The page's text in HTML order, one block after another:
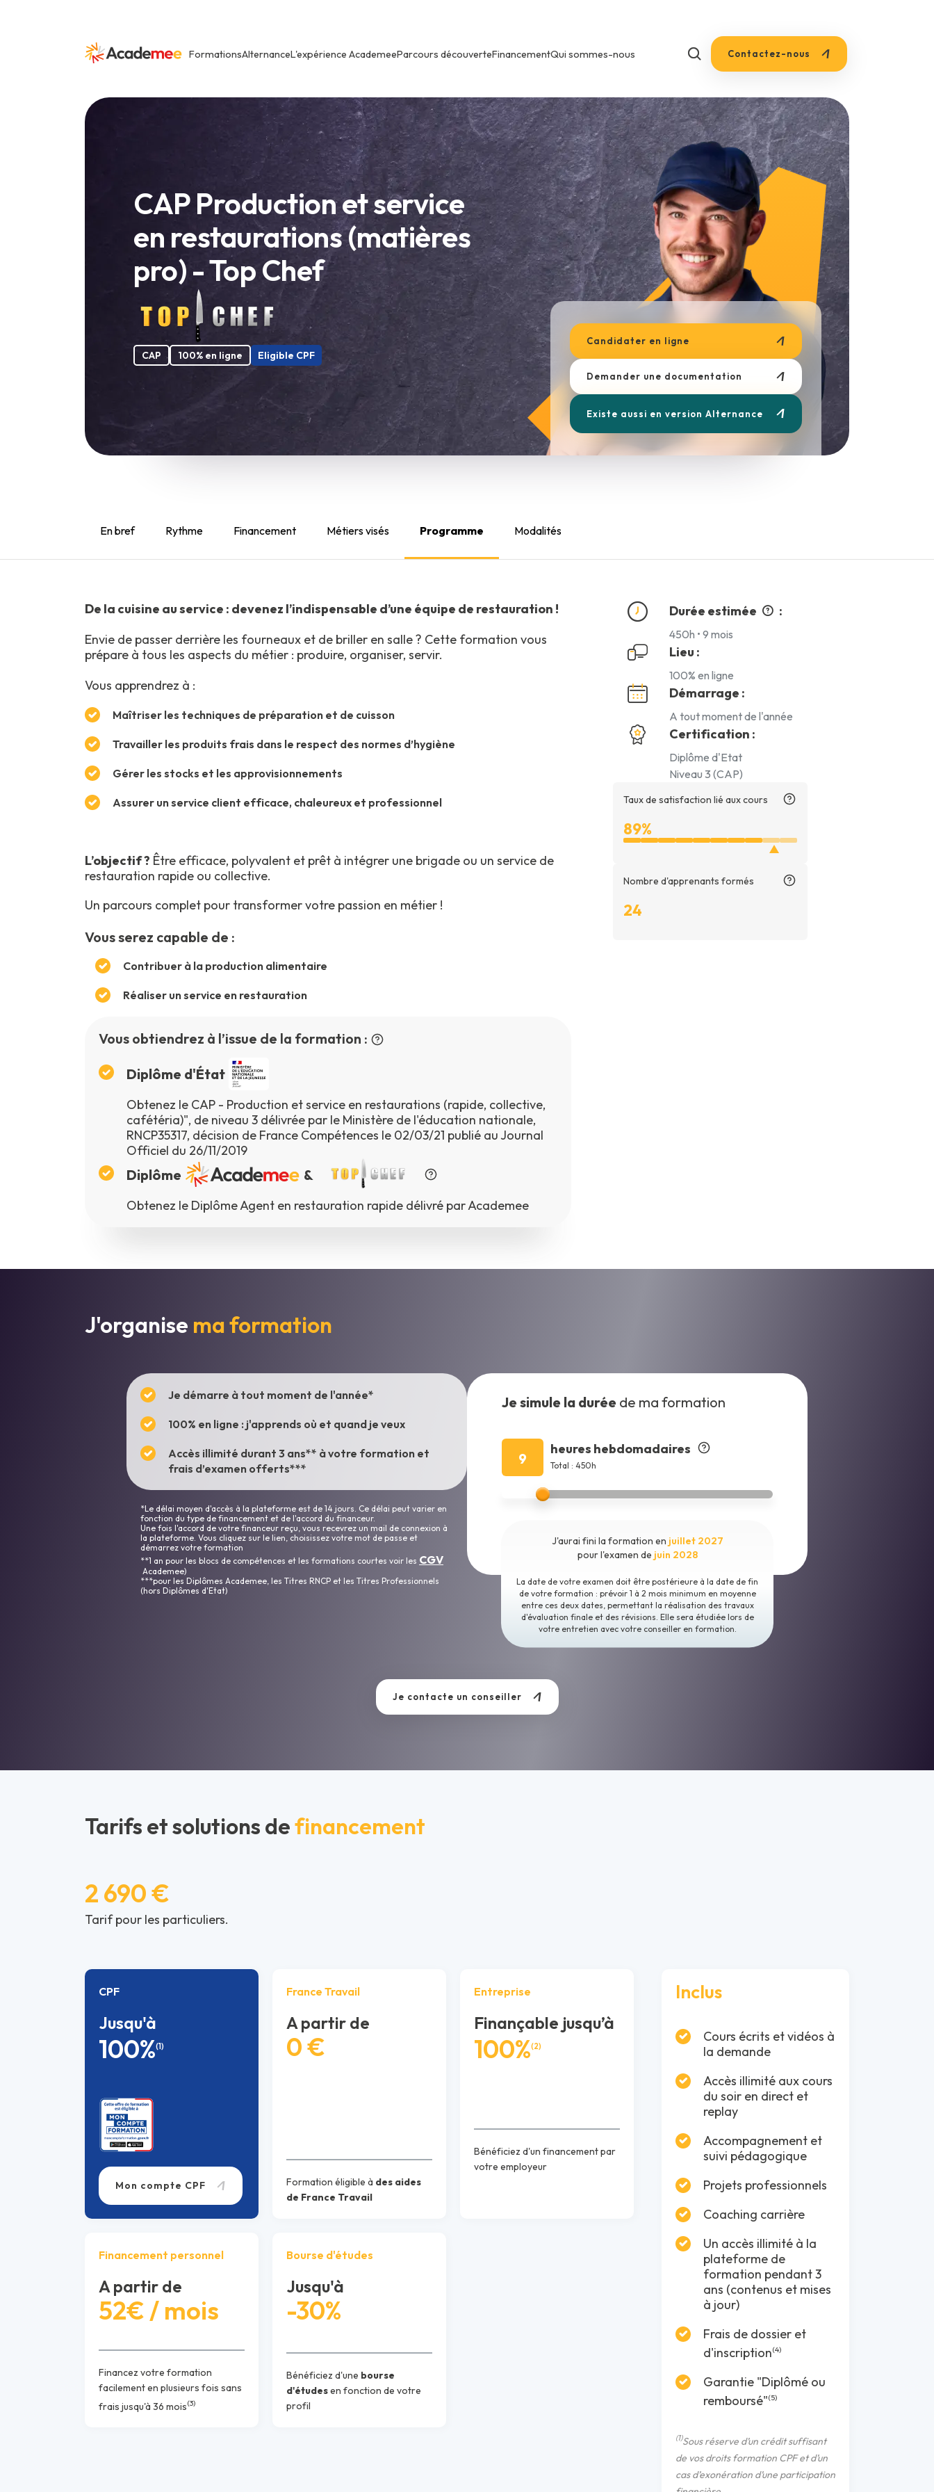
FormationsAlternanceL'expérience AcademeeParcours découverteFinancementQui sommes-nous Contactez-nous
CAP Production et service
en restaurations (matières
pro) - Top Chef
CAP 100% en ligne Eligible CPF
Candidater en ligne
Demander une documentation
Existe aussi en version Alternance
En bref Rythme Financement Métiers visés Programme Modalités
De la cuisine au service : devenez l’indispensable d’une équipe de restauration !
Envie de passer derrière les fourneaux et de briller en salle ? Cette formation vous
prépare à tous les aspects du métier : produire, organiser, servir.
Vous apprendrez à :
Maîtriser les techniques de préparation et de cuisson
Travailler les produits frais dans le respect des normes d’hygiène
Gérer les stocks et les approvisionnements
Assurer un service client efficace, chaleureux et professionnel
L’objectif ? Être efficace, polyvalent et prêt à intégrer une brigade ou un service de
restauration rapide ou collective.
Un parcours complet pour transformer votre passion en métier !
Vous serez capable de :
Contribuer à la production alimentaire
Réaliser un service en restauration
Vous obtiendrez à l’issue de la formation :
Diplôme d'État
Obtenez le CAP - Production et service en restaurations (rapide, collective,
cafétéria)", de niveau 3 délivrée par le Ministère de l'éducation nationale,
RNCP35317, décision de France Compétences le 02/03/21 publié au Journal
Officiel du 26/11/2019
Diplôme &
Obtenez le Diplôme Agent en restauration rapide délivré par Academee
Durée estimée :
450h • 9 mois
Lieu :
100% en ligne
Démarrage :
A tout moment de l'année
Certification :
Diplôme d'Etat
Niveau 3 (CAP)
Taux de satisfaction lié aux cours
Taux
de
lié
cours
89%
Nombre d'apprenants formés
24
J'organise ma formation
Je démarre à tout moment de l'année*
100% en ligne : j'apprends où et quand je veux
Accès illimité durant 3 ans** à votre formation et
frais d’examen offerts***
*Le délai moyen d'accès à la plateforme est de 14 jours. Ce délai peut varier en
fonction du type de financement et de l'accord du financeur.
Une fois l'accord de votre financeur reçu, vous recevrez un mail de connexion à
la plateforme. Vous cliquez sur le lien, choisissez votre mot de passe et
démarrez votre formation
**1 an pour les blocs de compétences et les formations courtes voir les CGV
Academee)
***pour les Diplômes Academee, les Titres RNCP et les Titres Professionnels
(hors Diplômes d'Etat)
Je simule la durée de ma formation
9
heures hebdomadaires
Total : 450h
J'aurai fini la formation en juillet 2027
pour l'examen de juin 2028
La date de votre examen doit être postérieure à la date de fin
de votre formation : prévoir 1 à 2 mois minimum en moyenne
entre ces deux dates, permettant la réalisation des travaux
d'évaluation finale et des révisions. Elle sera étudiée lors de
votre entretien avec votre conseiller en formation.
Je contacte un conseiller
Tarifs et solutions definancement
2 690 €
Tarif pour les particuliers.
CPF
Jusqu'à
100%(1)
Mon compte CPF
France Travail
A partir de
0 €
Formation éligible à des aides
de France Travail
Entreprise
Finançable jusqu’à
100%(2)
Bénéficiez d'un financement par
votre employeur
Financement personnel
A partir de
52€ / mois
Financez votre formation
facilement en plusieurs fois sans
frais jusqu'à 36 mois(3)
Bourse d'études
Jusqu'à
-30%
Bénéficiez d'une bourse
d'étudesen fonction de votre
profil
Inclus
Cours écrits et vidéos à
la demande
Accès illimité aux cours
du soir en direct et
replay
Accompagnement et
suivi pédagogique
Projets professionnels
Coaching carrière
Un accès illimité à la
plateforme de
formation pendant 3
ans (contenus et mises
à jour)
Frais de dossier et
d'inscription(4)
Garantie "Diplômé ou
remboursé"(5)
(1)Sous réserve d’un crédit suffisant
de vos droits formation CPF et d’un
cas d’exonération d’une participation